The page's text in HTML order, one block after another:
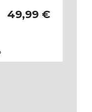
49,99 €
AGREGAR